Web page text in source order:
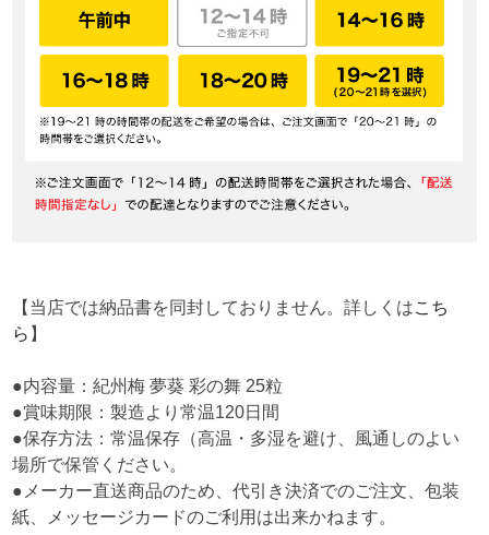
【当店では納品書を同封しておりません。詳しくはこち
ら 】
●内容量：紀州梅 夢葵 彩の舞 25粒
●賞味期限：製造より常温120日間
●保存方法：常温保存（高温・多湿を避け、風通しのよい
場所で保管ください。
●メーカー直送商品のため、代引き決済でのご注文、包装
紙、メッセージカードのご利用は出来かねます。